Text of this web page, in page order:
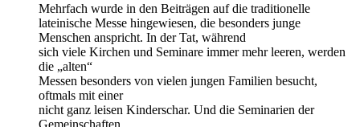
Mehrfach wurde in den Beiträgen auf die traditionelle
lateinische Messe hingewiesen, die besonders junge
Menschen anspricht. In der Tat, während
sich viele Kirchen und Seminare immer mehr leeren, werden
die „alten“
Messen besonders von vielen jungen Familien besucht,
oftmals mit einer
nicht ganz leisen Kinderschar. Und die Seminarien der
Gemeinschaften,